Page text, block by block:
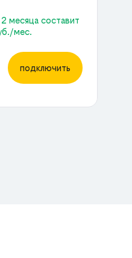
месяца составит
мес.
подключить